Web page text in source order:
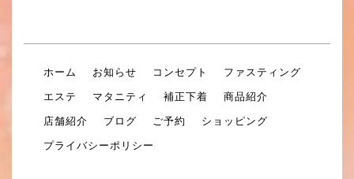
ホーム お知らせ コンセプト ファスティング
エステ マタニティ 補正下着 商品紹介
店舗紹介 ブログ ご予約 ショッピング
プライバシーポリシー